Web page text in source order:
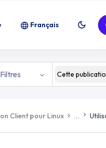
Français
Filtres Cette
Client pour Linux ...